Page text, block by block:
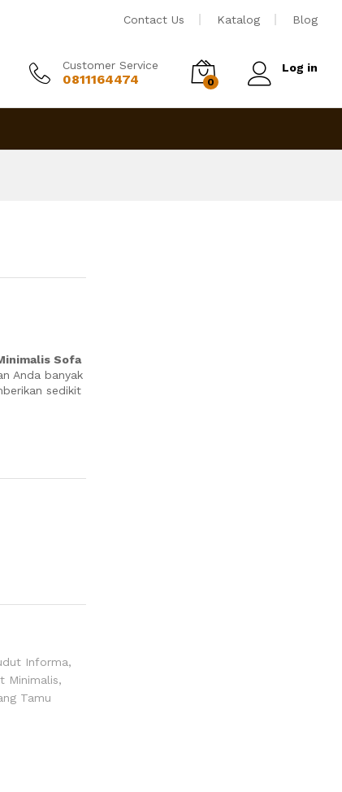
Contact Us Katalog Blog
Customer Service
0811164474 0
Log in
Sofa
Anda banyak
sedikit
Informa,
Minimalis,
Tamu
Tambah ke keranjang